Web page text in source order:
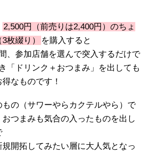
2,500円（前売りは2,400円）のちょ
枚綴り）
を購入すると
、参加店舗を選んで突入するだけで
「ドリンク＋おつまみ」を出しても
なものです！
もの（サワーやらカクテルやら）で
つまみも気合の入ったものを出し
開拓してみたい層に大人気となっ